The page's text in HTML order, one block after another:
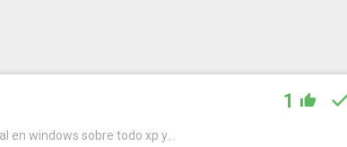
1
en windows sobre todo xp y...